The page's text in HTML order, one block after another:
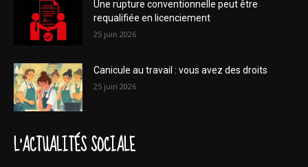
Une rupture conventionnelle peut être
requalifiée en licenciement
25 juin 2026
Canicule au travail : vous avez des droits
25 juin 2026
L'ACTUALITÉS SOCIALE